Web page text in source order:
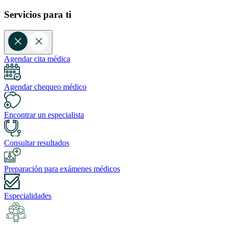
Servicios para ti
Agendar cita médica
Agendar chequeo médico
Encontrar un especialista
Consultar resultados
Preparación para exámenes médicos
Especialidades